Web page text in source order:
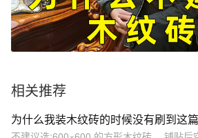
相关推荐
为什么我装木纹砖的时候没有刷到这篇